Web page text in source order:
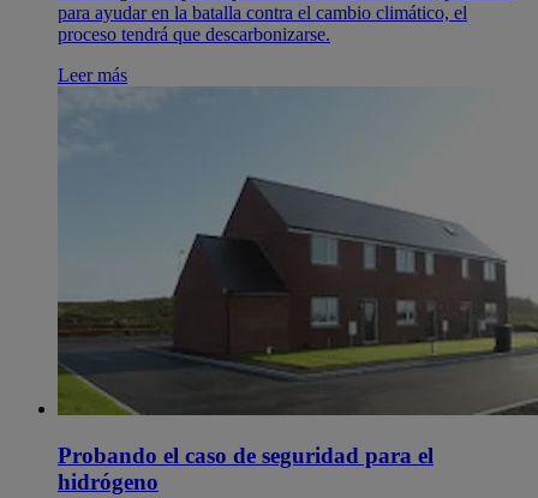
para ayudar en la batalla contra el cambio climático, el
proceso tendrá que descarbonizarse.
Leer más
Probando el caso de seguridad para el
hidrógeno